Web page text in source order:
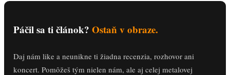
Páčil sa ti článok? Ostaň v obraze.
Daj nám like a neunikne ti žiadna recenzia, rozhovor ani
koncert. Pomôžeš tým nielen nám, ale aj celej metalovej